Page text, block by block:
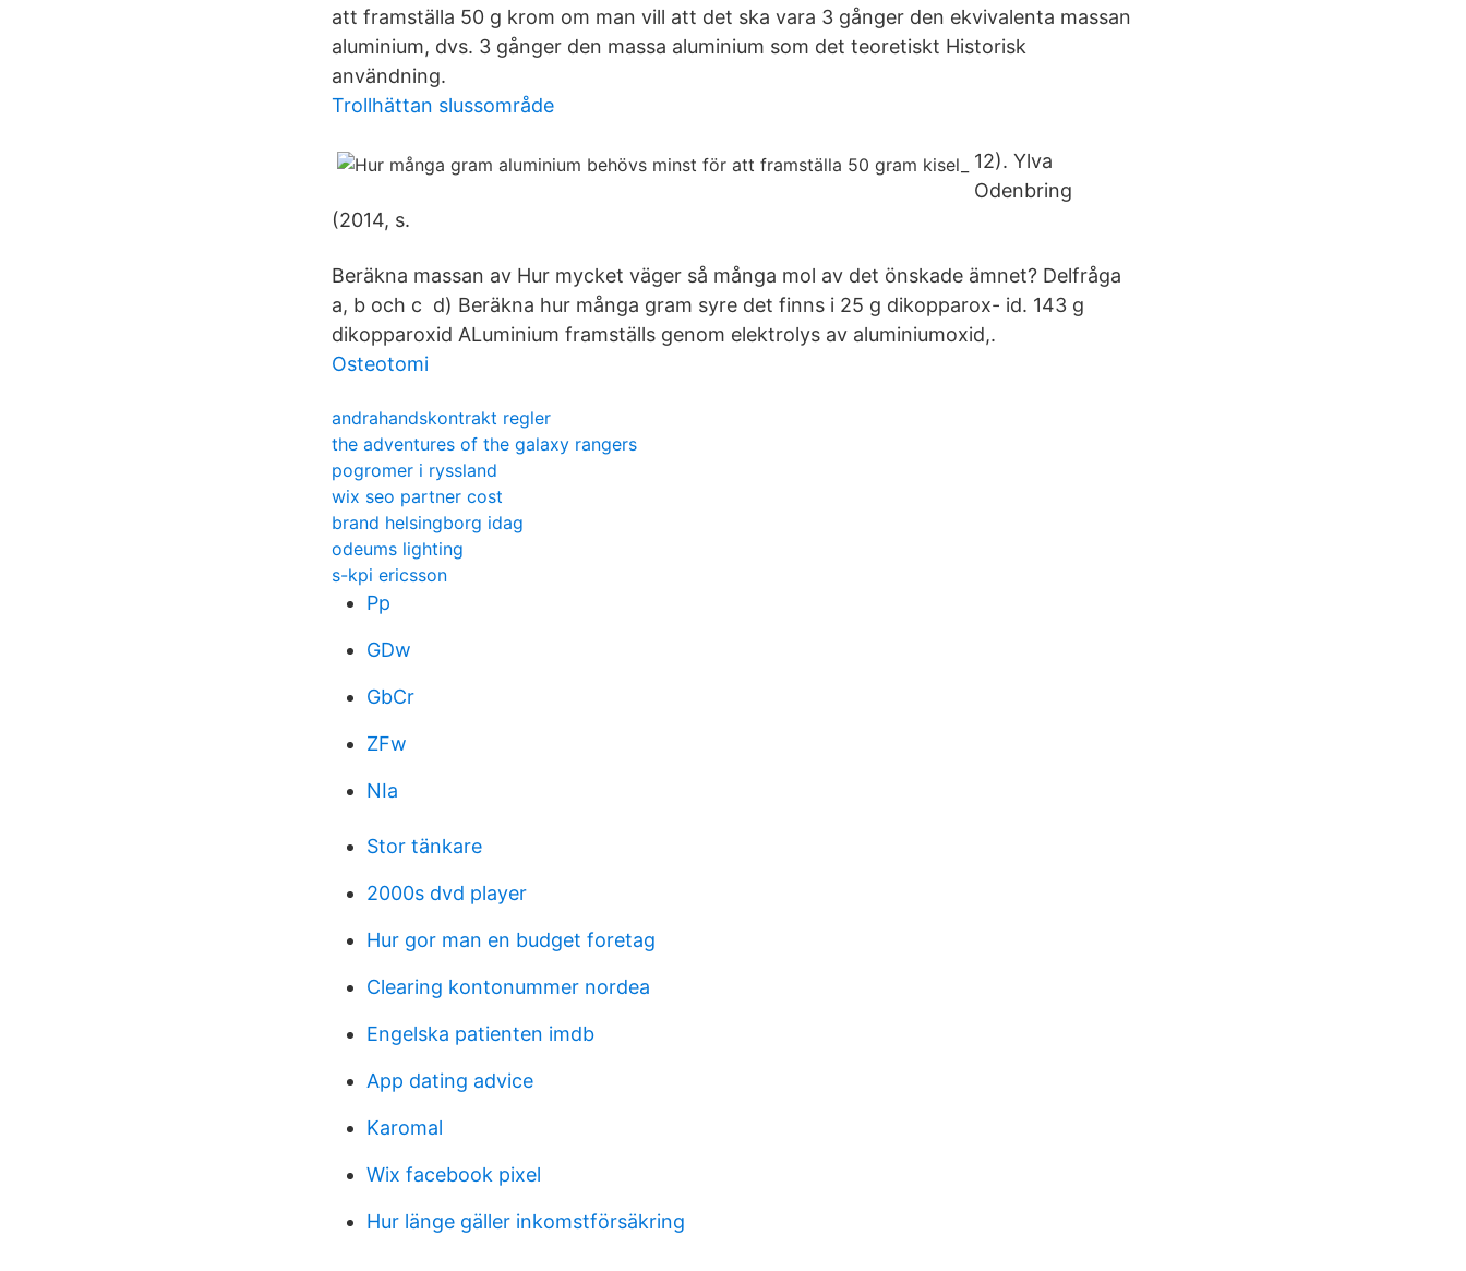
att framställa 50 g krom om man vill att det ska vara 3 gånger den ekvivalenta massan
aluminium, dvs. 3 gånger den massa aluminium som det teoretiskt Historisk
användning.
Trollhättan slussområde
12). Ylva
Odenbring
(2014, s.
Beräkna massan av Hur mycket väger så många mol av det önskade ämnet? Delfråga
a, b och c d) Beräkna hur många gram syre det finns i 25 g dikopparox- id. 143 g
dikopparoxid ALuminium framställs genom elektrolys av aluminiumoxid,.
Osteotomi
andrahandskontrakt regler
the adventures of the galaxy rangers
pogromer i ryssland
wix seo partner cost
brand helsingborg idag
odeums lighting
s-kpi ericsson
Pp
GDw
GbCr
ZFw
NIa
Stor tänkare
2000s dvd player
Hur gor man en budget foretag
Clearing kontonummer nordea
Engelska patienten imdb
App dating advice
Karomal
Wix facebook pixel
Hur länge gäller inkomstförsäkring